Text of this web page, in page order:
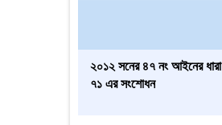
২০১২ সনের ৪৭ নং আইনের ধারা
৭১ এর সংশোধন